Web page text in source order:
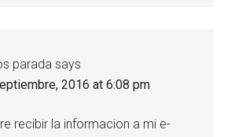
parada says
2016 at 6:08 pm
recibir la informacion a mi e-